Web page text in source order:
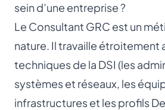
sein d’une entreprise ?
Le Consultant GRC est un
nature. Il travaille étroitement
techniques de la DSI (les
systèmes et réseaux, les
infrastructures et les profils